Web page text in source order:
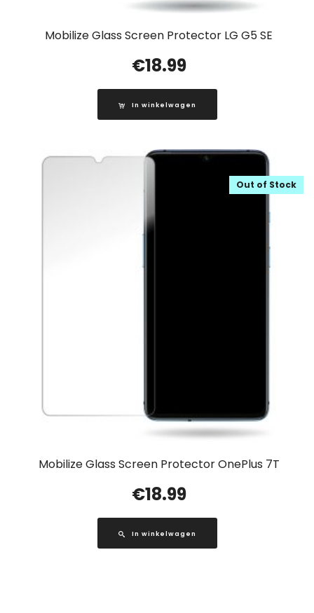
Mobilize Glass Screen Protector LG G5 SE
€18.99
In winkelwagen
Mobilize Glass Screen Protector OnePlus 7T
Out of Stock
€18.99
In winkelwagen